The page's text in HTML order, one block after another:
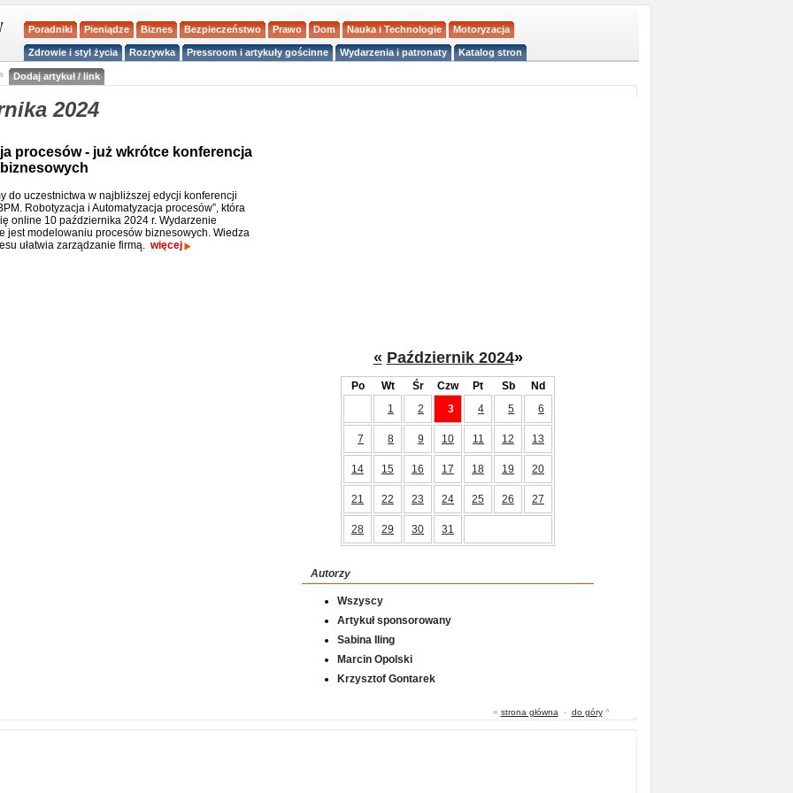
Poradniki Pieniądze Biznes Bezpieczeństwo Prawo Dom Nauka i Technologie Motoryzacja
Zdrowie i styl życia Rozrywka Pressroom i artykuły gościnne Wydarzenia i patronaty Katalog stron
Dodaj artykuł / link
2024
procesów - już wkrótce konferencja
do uczestnictwa w najbliższej edycji konferencji
Robotyzacja i Automatyzacja procesów”, która
online 10 października 2024 r. Wydarzenie
jest modelowaniu procesów biznesowych. Wiedza
ułatwia zarządzanie firmą. więcej
« Październik 2024»
Po Wt Śr Czw Pt Sb
Nd
1
2 3 4 5 6
7 8 9 10 11 12 13
14 15 16 17 18 19 20
21 22 23 24 25 26 27
28 29 30 31
Autorzy
Wszyscy
Artykuł sponsorowany
Sabina Iling
Marcin Opolski
Krzysztof Gontarek
« strona główna - do góry^